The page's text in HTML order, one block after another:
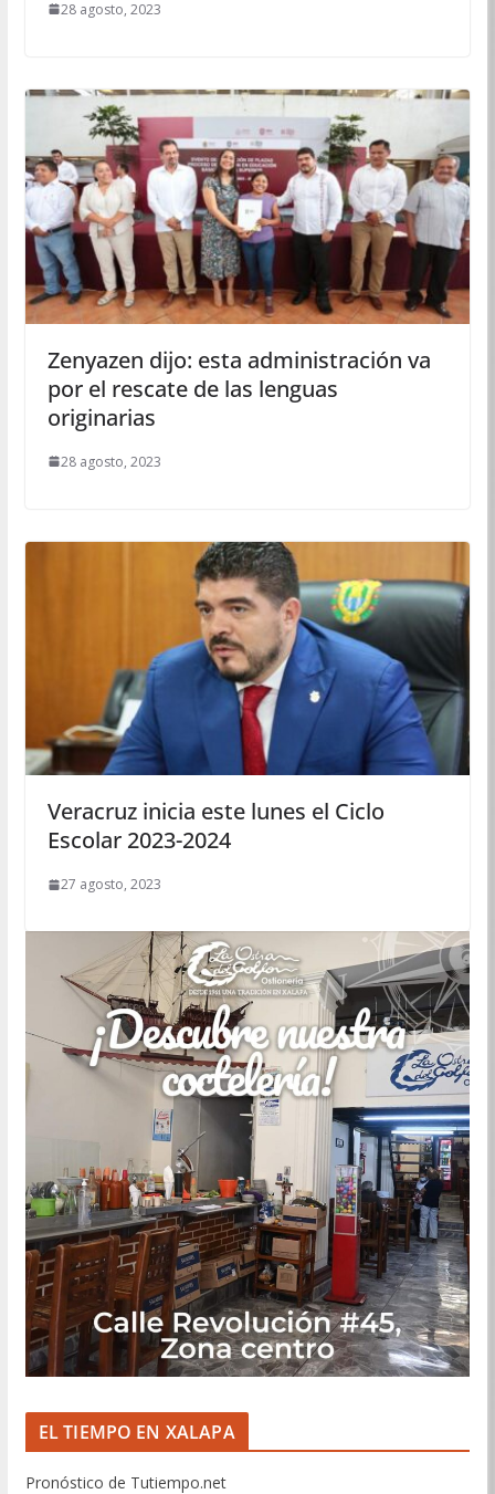
28 agosto, 2023
Zenyazen dijo: esta administración va
por el rescate de las lenguas
originarias
28 agosto, 2023
Veracruz inicia este lunes el Ciclo
Escolar 2023-2024
27 agosto, 2023
EL TIEMPO EN XALAPA
Pronóstico de Tutiempo.net